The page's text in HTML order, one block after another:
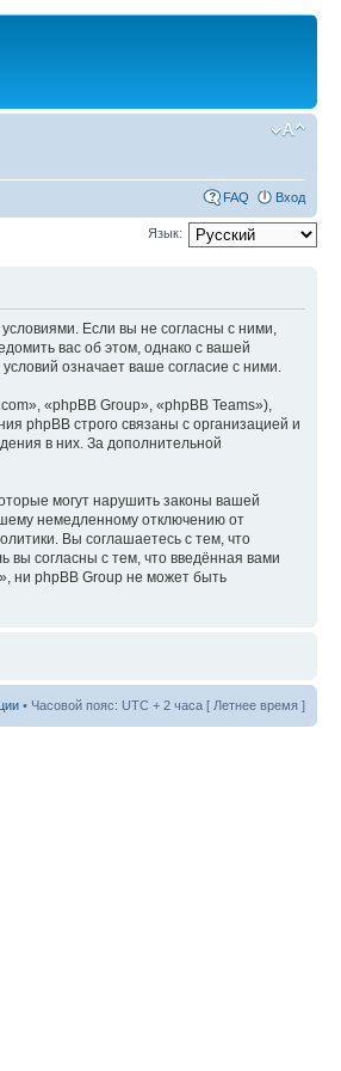
FAQ Вход
Язык:
Если вы не согласны с ними,
вас об этом, однако с вашей
означает ваше согласие с ними.
«phpBB Group», «phpBB Teams»),
phpBB строго связаны с организацией и
в них. За дополнительной
могут нарушить законы вашей
немедленному отключению от
Вы соглашаетесь с тем, что
вы согласны с тем, что введённая вами
ни phpBB Group не может быть
• Часовой пояс: UTC + 2 часа [ Летнее время ]